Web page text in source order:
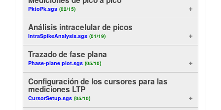
Tutorials
Soporte
Distribuidores
Análisis
Visualización
En línea
PktoPk.sgs (02/15)
Análisis intracelular de picos
IntraSpikeAnalysis.sgs (01/19)
Trazado de fase plana
Phase-plane plot.sgs (05/10)
Configuración de los cursores para las
mediciones LTP
CursorSetup.sgs (05/10)